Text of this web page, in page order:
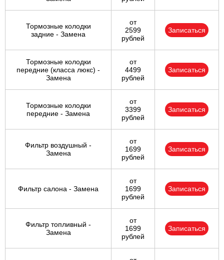
Тормозные колодки
задние - Замена
от
2599
рублей
Записаться
Тормозные колодки
передние (класса люкс) -
Замена
от
4499
рублей
Записаться
Тормозные колодки
передние - Замена
от
3399
рублей
Записаться
Фильтр воздушный -
Замена
от
1699
рублей
Записаться
Фильтр салона - Замена
от
1699
рублей
Записаться
Фильтр топливный -
Замена
от
1699
рублей
Записаться